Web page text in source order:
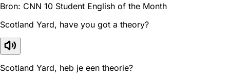
Bron: CNN 10 Student English of the Month
Scotland Yard, have you got a theory?
Scotland Yard, heb je een theorie?